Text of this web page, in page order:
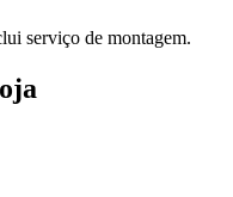
serviço de montagem.